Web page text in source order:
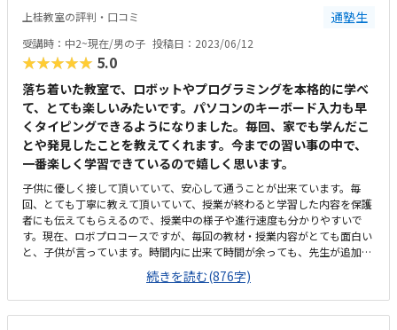
上桂教室の評判・口コミ 通塾生
受講時：中2~現在/男の子 投稿日：2023/06/12
★★★★★ 5.0
落ち着いた教室で、ロボットやプログラミングを本格的に学べ
て、とても楽しいみたいです。パソコンのキーボード入力も早
くタイピングできるようになりました。毎回、家でも学んだこ
とや発見したことを教えてくれます。今までの習い事の中で、
一番楽しく学習できているので嬉しく思います。
子供に優しく接して頂いていて、安心して通うことが出来ています。毎
回、とても丁寧に教えて頂いていて、授業が終わると学習した内容を保護
者にも伝えてもらえるので、授業中の様子や進行速度も分かりやすいで
す。現在、ロボプロコースですが、毎回の教材・授業内容がとても面白い
と、子供が言っています。時間内に出来て時間が余っても、先生が追加の
課題を出して下さるので、時間中ずっと夢中でロボットを触れるようで
す。また、工具を使って組み立てるロボットは、ブロックで作るタイプと
少し違うので、新しい楽しさがあり、毎回授業をワクワクして楽しみにし
ています。駅からすごく近いのですが、交通量が少し多いので、そこだけ
続きを読む(876字)